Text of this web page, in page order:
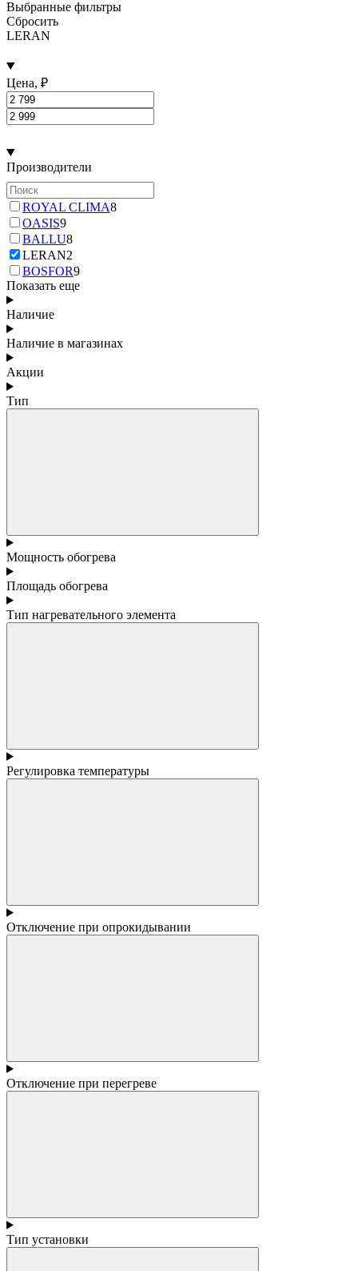
Выбранные фильтры
Сбросить
LERAN
Цена, ₽
Производители
ROYAL CLIMA8
OASIS9
BALLU8
LERAN2
BOSFOR9
Показать еще
Наличие
Наличие в магазинах
Акции
Тип
Мощность обогрева
Площадь обогрева
Тип нагревательного элемента
Регулировка температуры
Отключение при опрокидывании
Отключение при перегреве
Тип установки